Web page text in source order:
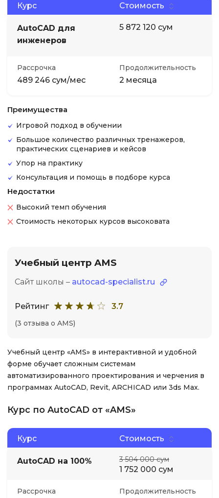
Курс Стоимость
AutoCAD для
инженеров
5 872 120 сум
Рассрочка
489 246 сум/мес
Продолжительность
2 месяца
Преимущества
Игровой подход в обучении
Большое количество различных тренажеров,
практических сценариев и кейсов
Упор на практику
Консультация и помощь в подборе курса
Недостатки
Высокий темп обучения
Стоимость некоторых курсов высоковата
Учебный центр AMS
Сайт школы – autocad-specialist.ru
Рейтинг 3.7
(3 отзыва о AMS)
Учебный центр «AMS» в интерактивной и удобной
форме обучает сложным системам
автоматизированного проектирования и черчения в
программах AutoCAD, Revit, ARCHICAD или 3ds Max.
Курс по AutoCAD от «AMS»
Курс Стоимость
AutoCAD на 100% 3 504 000 сум
1 752 000 сум
Рассрочка
Продолжительность